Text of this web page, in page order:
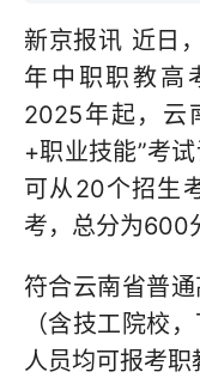
新京报讯 近日
年中职职教高
2025年起，云
+职业技能”考
可从20个招生
考，总分为600
符合云南省普
（含技工院校
人员均可报考职